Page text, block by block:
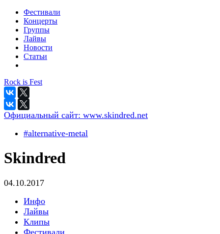
Фестивали
Концерты
Группы
Лайвы
Новости
Статьи
Rock is Fest
Официальный сайт: www.skindred.net
#alternative-metal
Skindred
04.10.2017
Инфо
Лайвы
Клипы
Фестивали